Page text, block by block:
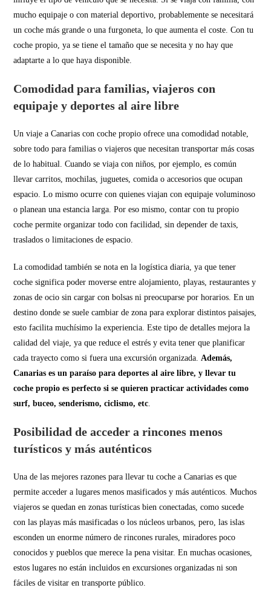
mucho equipaje o con material deportivo, probablemente se necesitará
un coche más grande o una furgoneta, lo que aumenta el coste. Con tu
coche propio, ya se tiene el tamaño que se necesita y no hay que
adaptarte a lo que haya disponible.
Comodidad para familias, viajeros con
equipaje y deportes al aire libre
Un viaje a Canarias con coche propio ofrece una comodidad notable,
sobre todo para familias o viajeros que necesitan transportar más cosas
de lo habitual. Cuando se viaja con niños, por ejemplo, es común
llevar carritos, mochilas, juguetes, comida o accesorios que ocupan
espacio. Lo mismo ocurre con quienes viajan con equipaje voluminoso
o planean una estancia larga. Por eso mismo, contar con tu propio
coche permite organizar todo con facilidad, sin depender de taxis,
traslados o limitaciones de espacio.
La comodidad también se nota en la logística diaria, ya que tener
coche significa poder moverse entre alojamiento, playas, restaurantes y
zonas de ocio sin cargar con bolsas ni preocuparse por horarios. En un
destino donde se suele cambiar de zona para explorar distintos paisajes,
esto facilita muchísimo la experiencia. Este tipo de detalles mejora la
calidad del viaje, ya que reduce el estrés y evita tener que planificar
cada trayecto como si fuera una excursión organizada.Además,
Canarias es un paraíso para deportes al aire libre, y llevar tu
coche propio es perfecto si se quieren practicar actividades como
surf, buceo, senderismo, ciclismo, etc.
Posibilidad de acceder a rincones menos
turísticos y más auténticos
Una de las mejores razones para llevar tu coche a Canarias es que
permite acceder a lugares menos masificados y más auténticos. Muchos
viajeros se quedan en zonas turísticas bien conectadas, como sucede
con las playas más masificadas o los núcleos urbanos, pero, las islas
esconden un enorme número de rincones rurales, miradores poco
conocidos y pueblos que merece la pena visitar. En muchas ocasiones,
estos lugares no están incluidos en excursiones organizadas ni son
fáciles de visitar en transporte público.